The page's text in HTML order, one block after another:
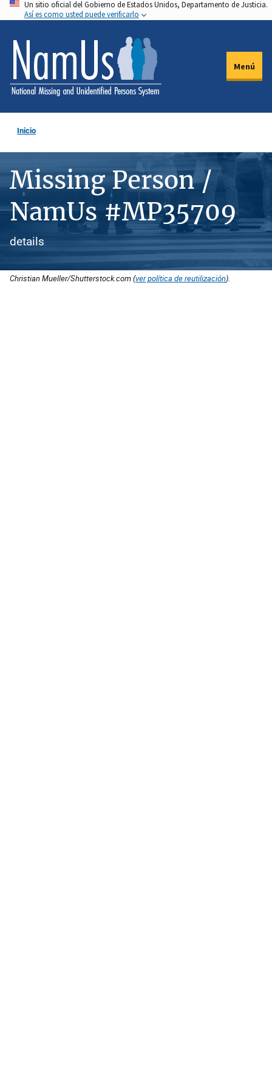
Pasar
al
contenido
principal
Un sitio oficial del Gobierno de Estados Unidos, Departamento de Justicia.
Así es como usted puede verificarlo
Menú
Inicio
Missing Person /
NamUs #MP35709
details
Christian Mueller/Shutterstock.com (ver política de reutilización).